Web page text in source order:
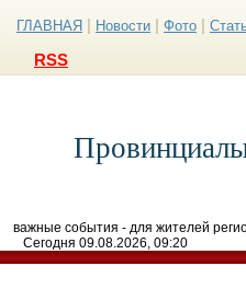
ГЛАВНАЯ Новости Фото
RSS
важные события - для жителей
Сегодня 09.08.2026, 09:20